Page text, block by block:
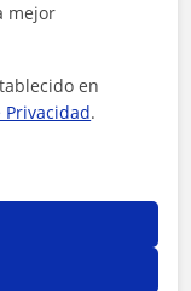
mejor
en
Privacidad.